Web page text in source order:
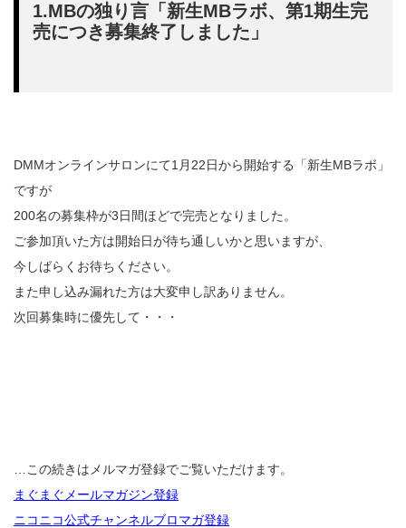
1.MBの独り言「新生MBラボ、第1期生完
売につき募集終了しました」
DMMオンラインサロンにて1月22日から開始する「新生MBラボ」
ですが
200名の募集枠が3日間ほどで完売となりました。
ご参加頂いた方は開始日が待ち通しいかと思いますが、
今しばらくお待ちください。
また申し込み漏れた方は大変申し訳ありません。
次回募集時に優先して・・・
…この続きはメルマガ登録でご覧いただけます。
まぐまぐメールマガジン登録
ニコニコ公式チャンネルブロマガ登録